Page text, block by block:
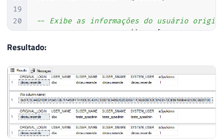
19
20
21
-- Exibe as informações do usuário
SELECT ORIGINAL_LOGIN() AS [
Resultado: